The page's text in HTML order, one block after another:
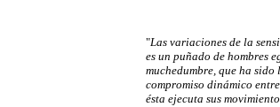
"Las variaciones de la
es un puñado de hombres
muchedumbre, que ha
compromiso dinámico
ésta ejecuta sus